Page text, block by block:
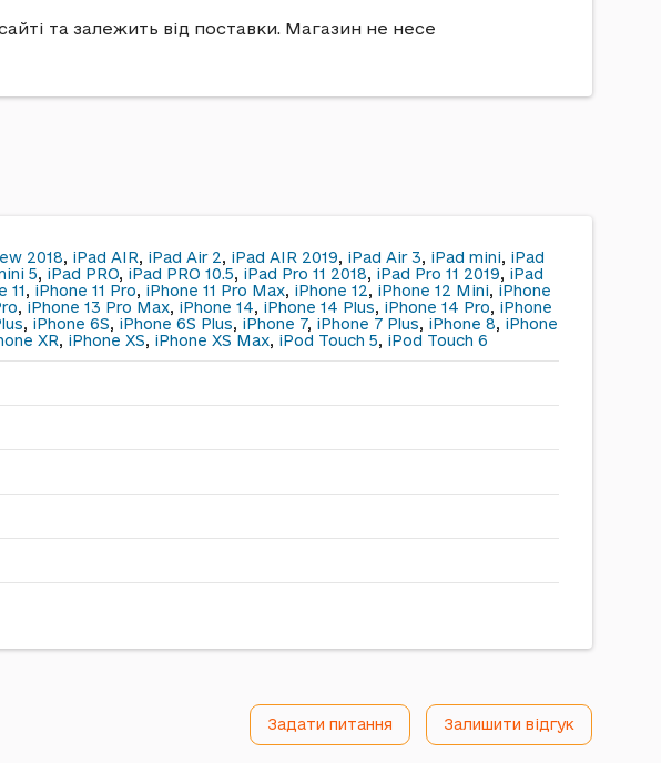
та залежить від поставки. Магазин не несе
2018, iPad AIR, iPad Air 2, iPad AIR 2019, iPad Air 3, iPad mini, iPad
5, iPad PRO, iPad PRO 10.5, iPad Pro 11 2018, iPad Pro 11 2019, iPad
11, iPhone 11 Pro, iPhone 11 Pro Max, iPhone 12, iPhone 12 Mini, iPhone
, iPhone 13 Pro Max, iPhone 14, iPhone 14 Plus, iPhone 14 Pro, iPhone
, iPhone 6S, iPhone 6S Plus, iPhone 7, iPhone 7 Plus, iPhone 8, iPhone
XR, iPhone XS, iPhone XS Max, iPod Touch 5, iPod Touch 6
Задати питання Залишити відгук